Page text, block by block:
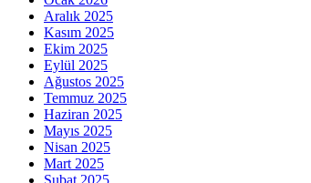
Aralık 2025
Kasım 2025
Ekim 2025
Eylül 2025
Ağustos 2025
Temmuz 2025
Haziran 2025
Mayıs 2025
Nisan 2025
Mart 2025
Şubat 2025